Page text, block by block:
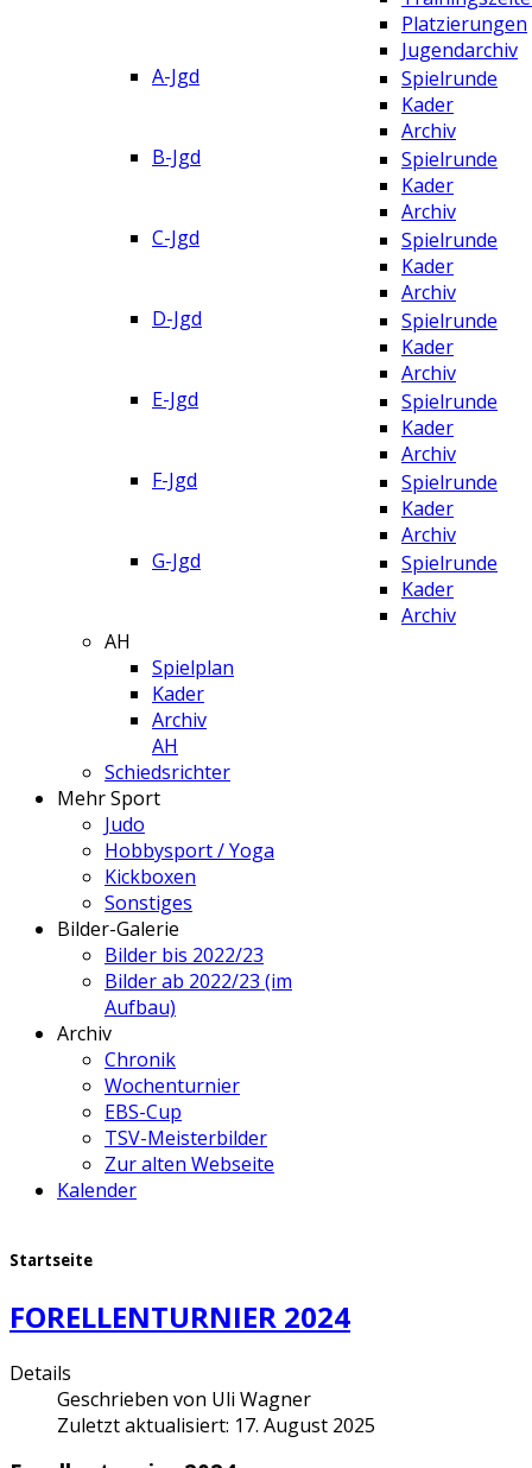
Platzierungen
Jugendarchiv
A-Jgd
Spielrunde
Kader
Archiv
B-Jgd
Spielrunde
Kader
Archiv
C-Jgd
Spielrunde
Kader
Archiv
D-Jgd
Spielrunde
Kader
Archiv
E-Jgd
Spielrunde
Kader
Archiv
F-Jgd
Spielrunde
Kader
Archiv
G-Jgd
Spielrunde
Kader
Archiv
AH
Spielplan
Kader
Archiv
AH
Schiedsrichter
Mehr Sport
Judo
Hobbysport / Yoga
Kickboxen
Sonstiges
Bilder-Galerie
Bilder bis 2022/23
Bilder ab 2022/23 (im
Aufbau)
Archiv
Chronik
Wochenturnier
EBS-Cup
TSV-Meisterbilder
Zur alten Webseite
Kalender
Startseite
FORELLENTURNIER 2024
Details
Geschrieben von Uli Wagner
Zuletzt aktualisiert: 17. August 2025